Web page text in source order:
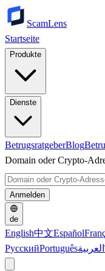
ScamLens
Startseite
Produkte
Dienste
BetrugsratgeberBlog
Domain oder Crypto-
Anmelden
de
English中文Español
РусскийPortuguêsالعربية